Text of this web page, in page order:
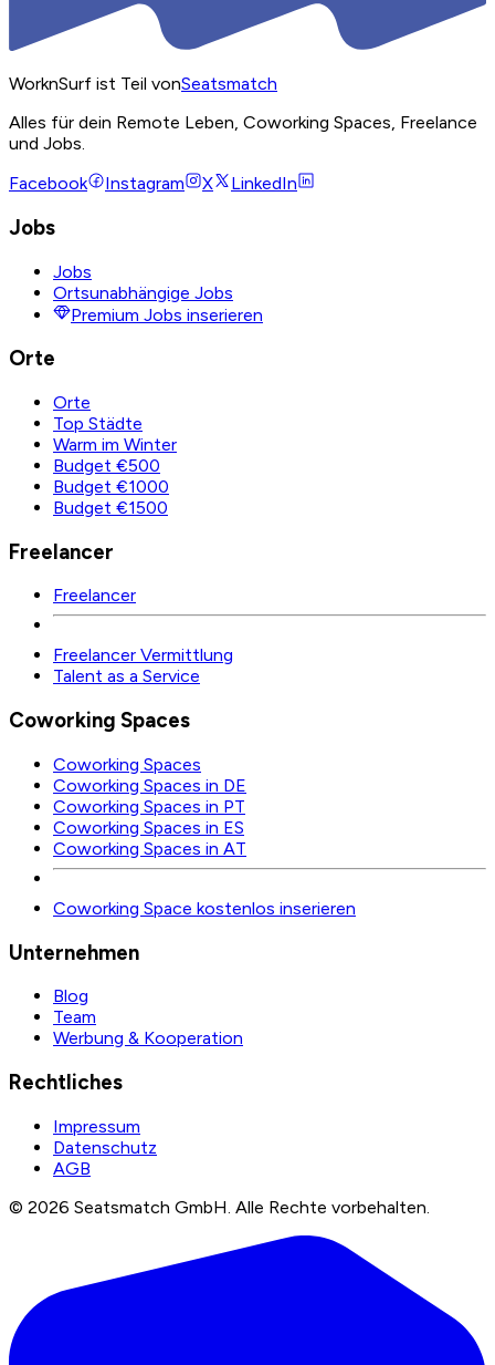
WorknSurf ist Teil vonSeatsmatch
Alles für dein Remote Leben, Coworking Spaces, Freelance
und Jobs.
Facebook
Instagram X LinkedIn
Jobs
Jobs
Ortsunabhängige Jobs
Premium Jobs inserieren
Orte
Orte
Top Städte
Warm im Winter
Budget €500
Budget €1000
Budget €1500
Freelancer
Freelancer
Freelancer Vermittlung
Talent as a Service
Coworking Spaces
Coworking Spaces
Coworking Spaces in DE
Coworking Spaces in PT
Coworking Spaces in ES
Coworking Spaces in AT
Coworking Space kostenlos inserieren
Unternehmen
Blog
Team
Werbung & Kooperation
Rechtliches
Impressum
Datenschutz
AGB
© 2026 Seatsmatch GmbH. Alle Rechte vorbehalten.